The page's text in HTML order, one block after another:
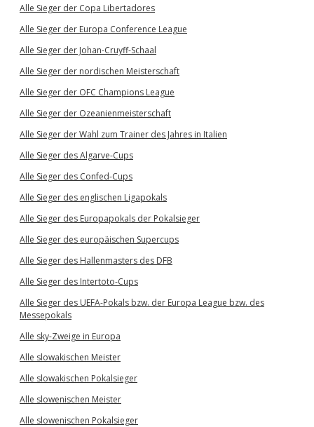
Alle Sieger der Copa Libertadores
Alle Sieger der Europa Conference League
Alle Sieger der Johan-Cruyff-Schaal
Alle Sieger der nordischen Meisterschaft
Alle Sieger der OFC Champions League
Alle Sieger der Ozeanienmeisterschaft
Alle Sieger der Wahl zum Trainer des Jahres in Italien
Alle Sieger des Algarve-Cups
Alle Sieger des Confed-Cups
Alle Sieger des englischen Ligapokals
Alle Sieger des Europapokals der Pokalsieger
Alle Sieger des europäischen Supercups
Alle Sieger des Hallenmasters des DFB
Alle Sieger des Intertoto-Cups
Alle Sieger des UEFA-Pokals bzw. der Europa League bzw. des
Messepokals
Alle sky-Zweige in Europa
Alle slowakischen Meister
Alle slowakischen Pokalsieger
Alle slowenischen Meister
Alle slowenischen Pokalsieger